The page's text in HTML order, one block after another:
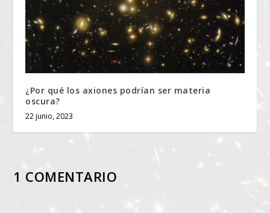
¿Por qué los axiones podrían ser materia
oscura?
22 junio, 2023
1 COMENTARIO